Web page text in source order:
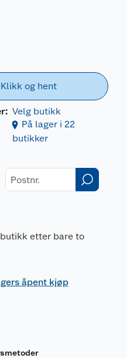
Klikk og hent
Velg butikk
På lager i 22
butikker
etter bare to
åpent kjøp